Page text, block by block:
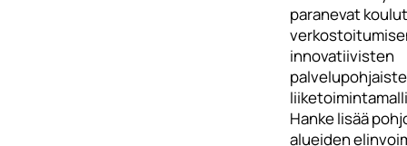
paranevat
innovatiivisten
Hanke lisää
alueiden